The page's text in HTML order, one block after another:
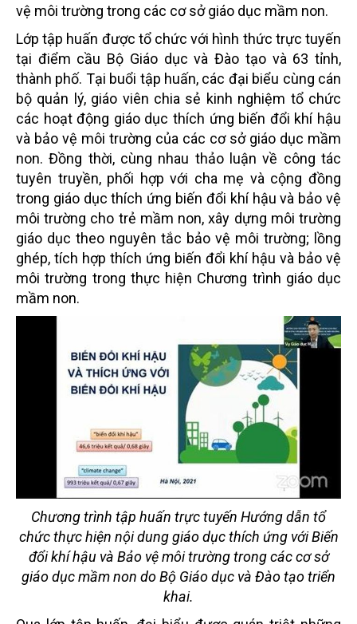
vệ môi trường trong các cơ sở giáo dục mầm non.
Lớp tập huấn được tổ chức với hình thức trực tuyến
tại điểm cầu Bộ Giáo dục và Đào tạo và 63 tỉnh,
thành phố. Tại buổi tập huấn, các đại biểu cùng cán
bộ quản lý, giáo viên chia sẻ kinh nghiệm tổ chức
các hoạt động giáo dục thích ứng biến đổi khí hậu
và bảo vệ môi trường của các cơ sở giáo dục mầm
non. Đồng thời, cùng nhau thảo luận về công tác
tuyên truyền, phối hợp với cha mẹ và cộng đồng
trong giáo dục thích ứng biến đổi khí hậu và bảo vệ
môi trường cho trẻ mầm non, xây dựng môi trường
giáo dục theo nguyên tắc bảo vệ môi trường; lồng
ghép, tích hợp thích ứng biến đổi khí hậu và bảo vệ
môi trường trong thực hiện Chương trình giáo dục
mầm non.
Chương trình tập huấn trực tuyến Hướng dẫn tổ
chức thực hiện nội dung giáo dục thích ứng với Biến
đổi khí hậu và Bảo vệ môi trường trong các cơ sở
giáo dục mầm non do Bộ Giáo dục và Đào tạo triển
khai.